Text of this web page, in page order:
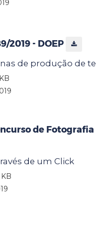
2019 - DOEP
de produção de
de
de um Click